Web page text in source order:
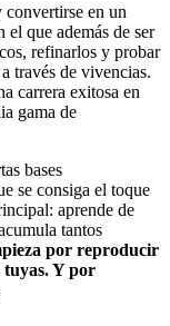
en un
que además de ser
refinarlos y probar
través de vivencias.
carrera exitosa en
gama de
bases
se consiga el toque
aprende de
tantos
por reproducir
tuyas. Y por